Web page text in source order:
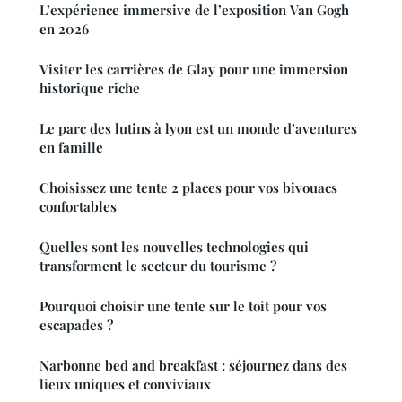
L’expérience immersive de l’exposition Van Gogh
en 2026
Visiter les carrières de Glay pour une immersion
historique riche
Le parc des lutins à lyon est un monde d’aventures
en famille
Choisissez une tente 2 places pour vos bivouacs
confortables
Quelles sont les nouvelles technologies qui
transforment le secteur du tourisme ?
Pourquoi choisir une tente sur le toit pour vos
escapades ?
Narbonne bed and breakfast : séjournez dans des
lieux uniques et conviviaux